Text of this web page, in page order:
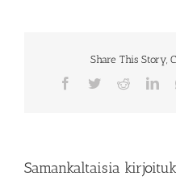
Share This Story,
Facebook
TwitterReddit
Samankaltaisia